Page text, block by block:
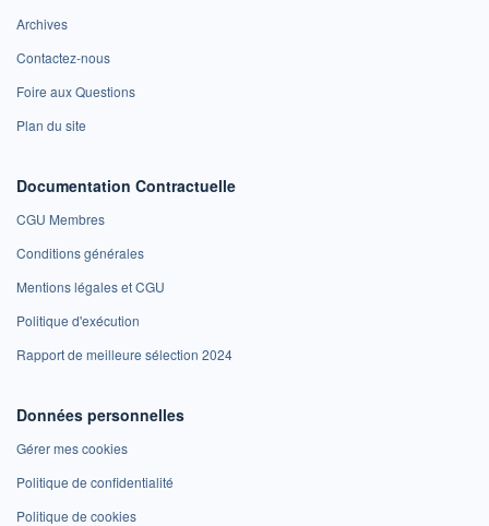
Archives
Contactez-nous
Foire aux Questions
Plan du site
Documentation Contractuelle
CGU Membres
Conditions générales
Mentions légales et CGU
Politique d'exécution
Rapport de meilleure sélection 2024
Données personnelles
Gérer mes cookies
Politique de confidentialité
Politique de cookies